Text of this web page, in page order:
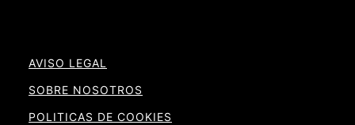
AVISO LEGAL
SOBRE NOSOTROS
POLITICAS DE COOKIES